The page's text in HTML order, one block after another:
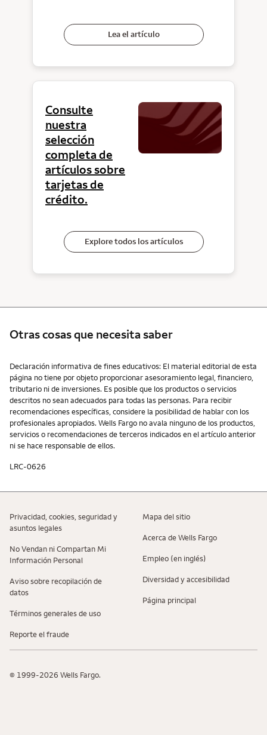
Lea el artículo
Consulte
nuestra
selección
completa de
artículos sobre
tarjetas de
crédito.
Explore todos los artículos
Otras cosas que necesita saber
Otras cosas que necesita saber
Declaración informativa de fines educativos: El material editorial de esta
página no tiene por objeto proporcionar asesoramiento legal, financiero,
tributario ni de inversiones. Es posible que los productos o servicios
descritos no sean adecuados para todas las personas. Para recibir
recomendaciones específicas, considere la posibilidad de hablar con los
profesionales apropiados. Wells Fargo no avala ninguno de los productos,
servicios o recomendaciones de terceros indicados en el artículo anterior
ni se hace responsable de ellos.
LRC-0626
Privacidad, cookies, seguridad y
asuntos legales
No Vendan ni Compartan Mi
Información Personal
Aviso sobre recopilaciؚón de
datos
Términos generales de uso
Reporte el fraude
Mapa del sitio
Acerca de Wells Fargo
Empleo (en inglés)
Diversidad y accesibilidad
Página principal
© 1999-2026 Wells Fargo.